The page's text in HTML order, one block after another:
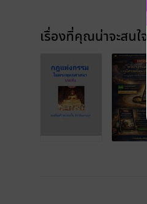
เรื่องที่คุณน่าจะสนใจ